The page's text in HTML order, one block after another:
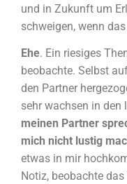
und in Zukunft um
schweigen, wenn
Ehe. Ein riesiges
beobachte. Selbst
den Partner
sehr wachsen in den
meinen Partner
mich nicht lustig
etwas in mir
Notiz, beobachte